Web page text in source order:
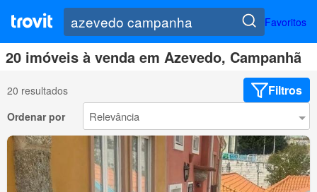
Favoritos
20 imóveis à venda em Azevedo, Campanhã
20 resultados Filtros
Ordenar por